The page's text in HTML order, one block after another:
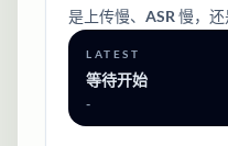
是上传慢、ASR 慢，还
LATEST
等待开始
-